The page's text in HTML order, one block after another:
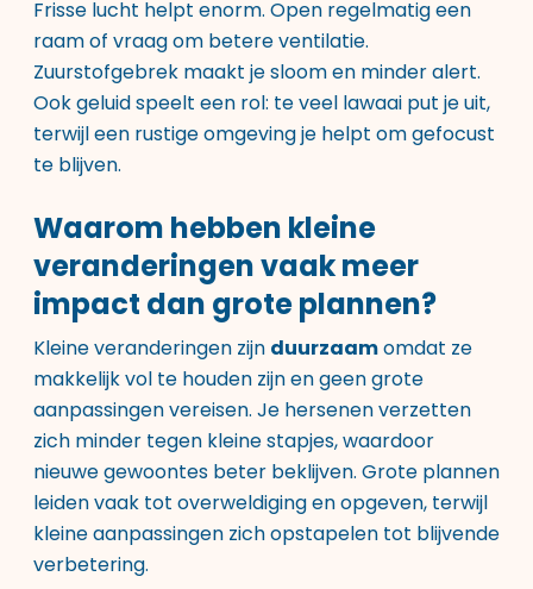
Frisse lucht helpt enorm. Open regelmatig een
raam of vraag om betere ventilatie.
Zuurstofgebrek maakt je sloom en minder alert.
Ook geluid speelt een rol: te veel lawaai put je uit,
terwijl een rustige omgeving je helpt om gefocust
te blijven.
Waarom hebben kleine
veranderingen vaak meer
impact dan grote plannen?
Kleine veranderingen zijn duurzaamomdat ze
makkelijk vol te houden zijn en geen grote
aanpassingen vereisen. Je hersenen verzetten
zich minder tegen kleine stapjes, waardoor
nieuwe gewoontes beter beklijven. Grote plannen
leiden vaak tot overweldiging en opgeven, terwijl
kleine aanpassingen zich opstapelen tot blijvende
verbetering.